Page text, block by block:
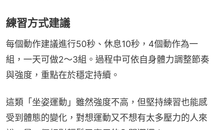
練習方式建議
每個動作建議進行50秒、休息10秒，4個動作為一
組，一天可做2～3組。過程中可依自身體力調整節奏
與強度，重點在於穩定持續。
這類「坐姿運動」雖然強度不高，但堅持練習也能感
受到體態的變化，對想運動又不想有太多壓力的人來